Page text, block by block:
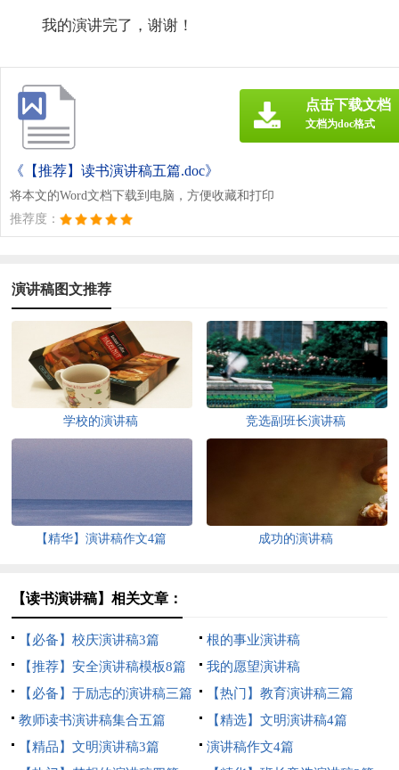
我的演讲完了，谢谢！
《【推荐】读书演讲稿五篇.doc》
将本文的Word文档下载到电脑，方便收藏和打印
推荐度：
点击下载文档
文档为doc格式
演讲稿图文推荐
学校的演讲稿 竞选副班长演讲稿
【精华】演讲稿作文4篇 成功的演讲稿
【读书演讲稿】相关文章：
【必备】校庆演讲稿3篇
根的事业演讲稿
【推荐】安全演讲稿模板8篇
我的愿望演讲稿
【必备】于励志的演讲稿三篇
【热门】教育演讲稿三篇
教师读书演讲稿集合五篇
【精选】文明演讲稿4篇
【精品】文明演讲稿3篇
演讲稿作文4篇